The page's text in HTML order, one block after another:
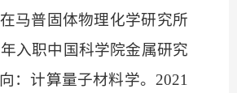
马普固体物理化学研究所
入职中国科学院金属研究
：计算量子材料学。2021